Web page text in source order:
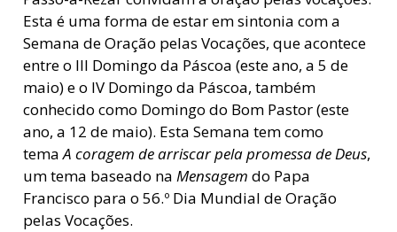
Esta é uma forma de estar em sintonia com a
Semana de Oração pelas Vocações, que acontece
entre o III Domingo da Páscoa (este ano, a 5 de
maio) e o IV Domingo da Páscoa, também
conhecido como Domingo do Bom Pastor (este
ano, a 12 de maio). Esta Semana tem como
temaA coragem de arriscar pela promessa de Deus,
um tema baseado na Mensagem do Papa
Francisco para o 56.º Dia Mundial de Oração
pelas Vocações.